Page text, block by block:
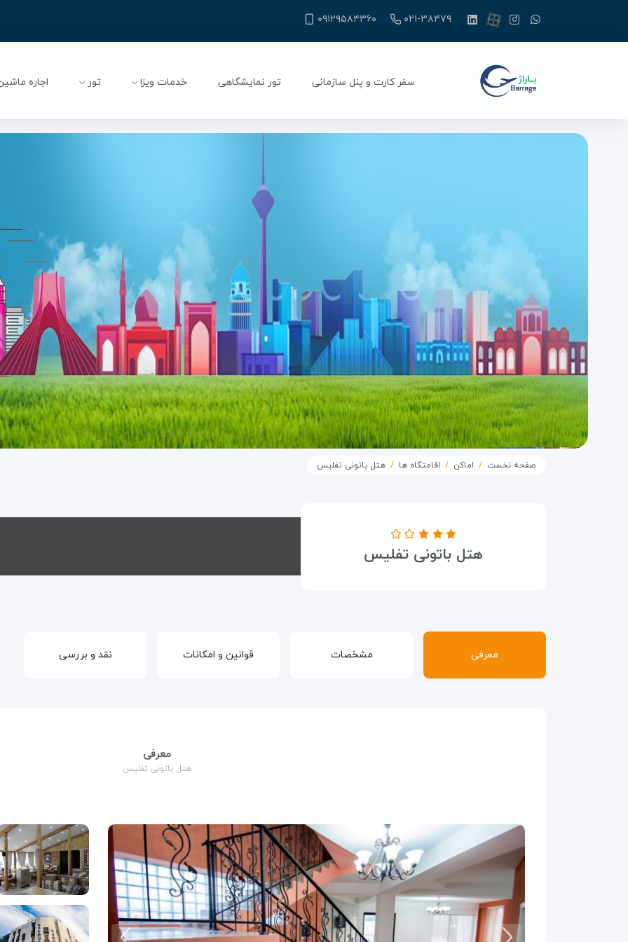
۰۲۱-۳۸۴۷۹ ۰۹۱۲۹۵۸۴۳۶۰
سفر کارت و پنل سازمانی تور نمایشگاهی خدمات ویزا تور اجاره
صفحه نخست اماکن اقامتگاه ها هتل باتونی تفلیس
هتل باتونی تفلیس
معرفی مشخصات قوانین و امکانات نقد و بررسی
معرفی
هتل باتونی تفلیس